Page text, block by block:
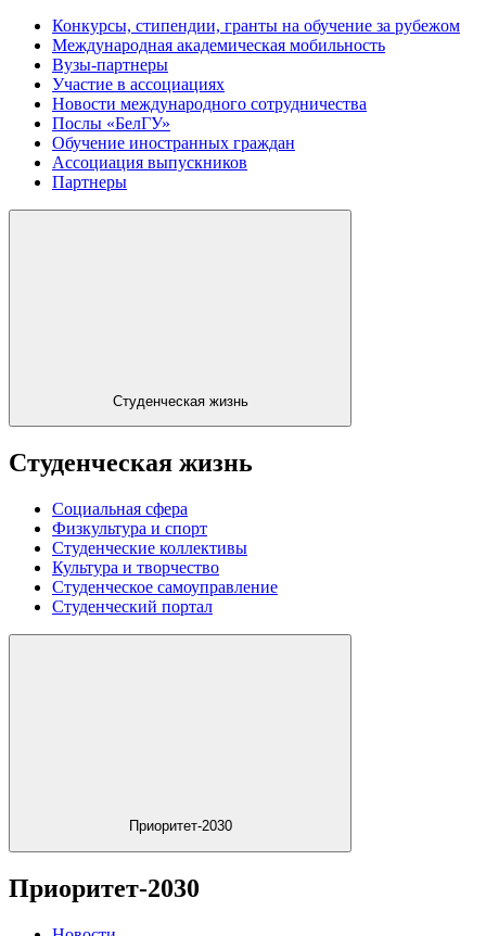
Конкурсы, стипендии, гранты на обучение за рубежом
Международная академическая мобильность
Вузы-партнеры
Участие в ассоциациях
Новости международного сотрудничества
Послы «БелГУ»
Обучение иностранных граждан
Ассоциация выпускников
Партнеры
Студенческая жизнь
Студенческая жизнь
Социальная сфера
Физкультура и спорт
Студенческие коллективы
Культура и творчество
Студенческое самоуправление
Студенческий портал
Приоритет-2030
Приоритет-2030